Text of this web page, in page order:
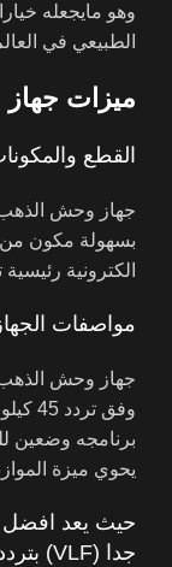
وهو مايجعله
الطبيعي في
ميزات جهاز
القطع
بسهولة مكون
الكترونية
مواصفات
وفق
برنامجه وضعين
يحوي ميزة
حيث يعد افضل
جدا (VLF) بتردد 45 كيلوهرتز